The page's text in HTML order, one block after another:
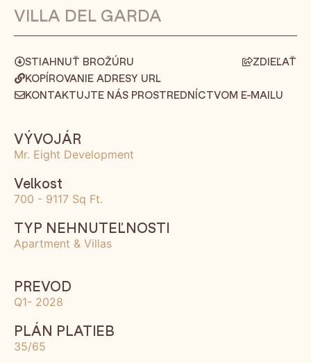
VILLA DEL GARDA
STIAHNUŤ BROŽÚRU
ZDIEĽAŤ
KOPÍROVANIE ADRESY URL
KONTAKTUJTE NÁS PROSTREDNÍCTVOM E-MAILU
VÝVOJÁR
Mr. Eight Development
Velkost
700 - 9117 Sq Ft.
TYP NEHNUTEĽNOSTI
Apartment & Villas
PREVOD
Q1- 2028
PLÁN PLATIEB
35/65